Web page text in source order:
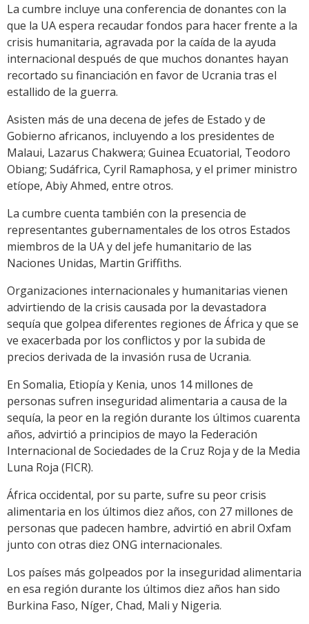
La cumbre incluye una conferencia de donantes con la
que la UA espera recaudar fondos para hacer frente a la
crisis humanitaria, agravada por la caída de la ayuda
internacional después de que muchos donantes hayan
recortado su financiación en favor de Ucrania tras el
estallido de la guerra.
Asisten más de una decena de jefes de Estado y de
Gobierno africanos, incluyendo a los presidentes de
Malaui, Lazarus Chakwera; Guinea Ecuatorial, Teodoro
Obiang; Sudáfrica, Cyril Ramaphosa, y el primer ministro
etíope, Abiy Ahmed, entre otros.
La cumbre cuenta también con la presencia de
representantes gubernamentales de los otros Estados
miembros de la UA y del jefe humanitario de las
Naciones Unidas, Martin Griffiths.
Organizaciones internacionales y humanitarias vienen
advirtiendo de la crisis causada por la devastadora
sequía que golpea diferentes regiones de África y que se
ve exacerbada por los conflictos y por la subida de
precios derivada de la invasión rusa de Ucrania.
En Somalia, Etiopía y Kenia, unos 14 millones de
personas sufren inseguridad alimentaria a causa de la
sequía, la peor en la región durante los últimos cuarenta
años, advirtió a principios de mayo la Federación
Internacional de Sociedades de la Cruz Roja y de la Media
Luna Roja (FICR).
África occidental, por su parte, sufre su peor crisis
alimentaria en los últimos diez años, con 27 millones de
personas que padecen hambre, advirtió en abril Oxfam
junto con otras diez ONG internacionales.
Los países más golpeados por la inseguridad alimentaria
en esa región durante los últimos diez años han sido
Burkina Faso, Níger, Chad, Mali y Nigeria.